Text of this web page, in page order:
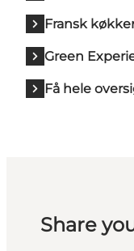
Fransk
Green
Få hele
Share